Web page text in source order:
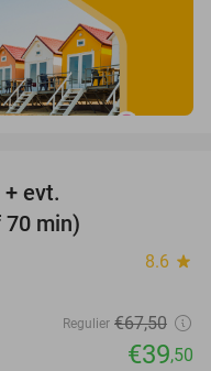
evt.
min)
8.6 star
Regulier €67,50
€39,50